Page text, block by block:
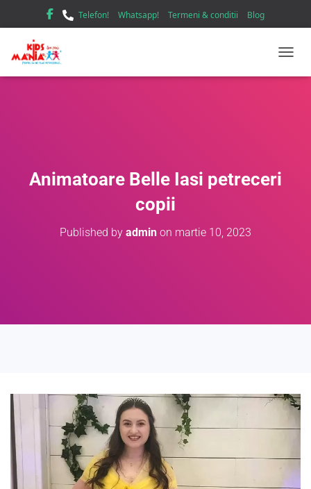
Telefon! Whatsapp! Termeni & conditii Blog
Animatoare Belle Iasi petreceri
copii
Published by admin on martie 10, 2023